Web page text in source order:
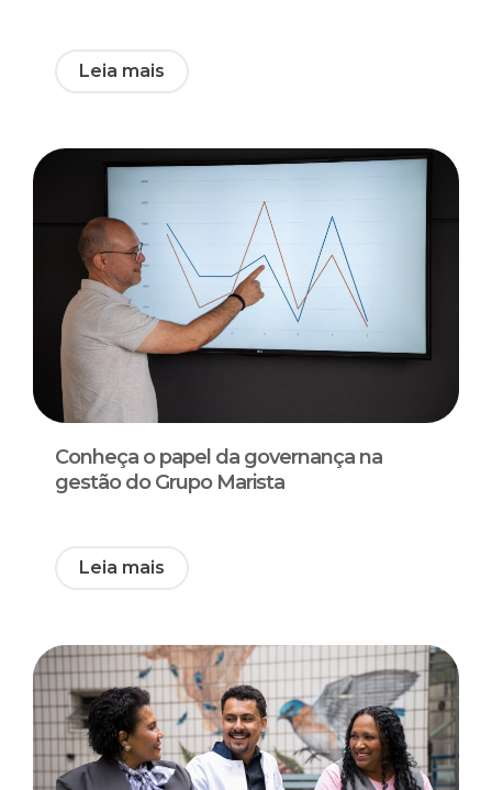
Leia mais
Conheça o papel da governança na
gestão do Grupo Marista
Leia mais